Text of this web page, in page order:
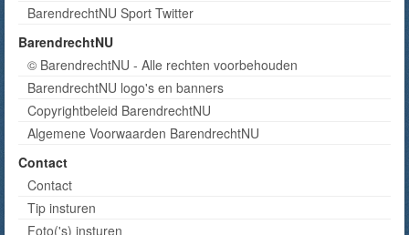
BarendrechtNU Sport Twitter
BarendrechtNU
© BarendrechtNU - Alle rechten voorbehouden
BarendrechtNU logo's en banners
Copyrightbeleid BarendrechtNU
Algemene Voorwaarden BarendrechtNU
Contact
Contact
Tip insturen
Foto('s) insturen